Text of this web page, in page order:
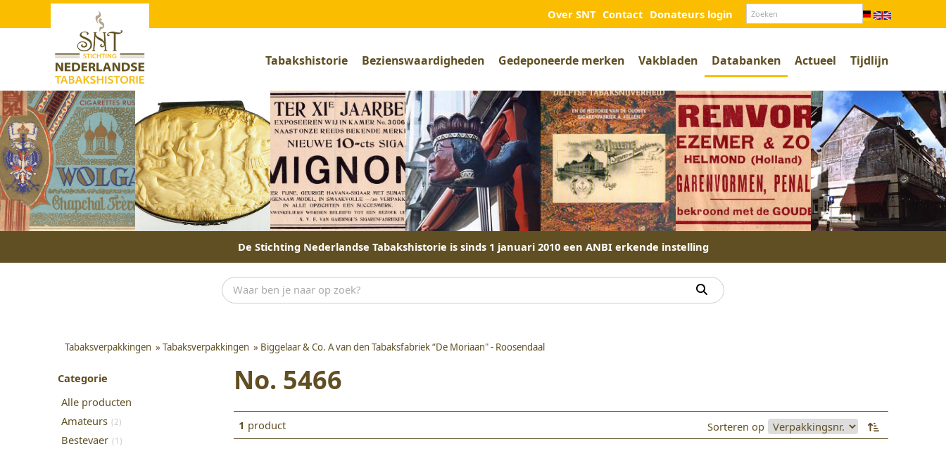
Over SNT Contact Donateurs login
Tabakshistorie Bezienswaardigheden Gedeponeerde merken Vakbladen Databanken Actueel Tijdlijn
De Stichting Nederlandse Tabakshistorie is sinds 1 januari 2010 een ANBI erkende instelling
Tabaksverpakkingen » Tabaksverpakkingen » Biggelaar & Co. A van den Tabaksfabriek “De Moriaan" - Roosendaal
Categorie
Alle producten
Amateurs (2)
Bestevaer (1)
No. 5466
1 product Sorteren op